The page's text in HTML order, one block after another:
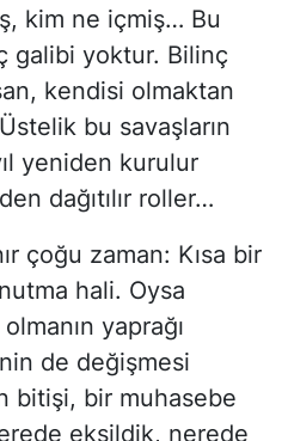
kim ne içmiş… Bu
galibi yoktur. Bilinç
kendisi olmaktan
bu savaşların
yeniden kurulur
dağıtılır roller…
çoğu zaman: Kısa bir
hali. Oysa
yaprağı
de değişmesi
bitişi, bir muhasebe
eksildik, nerede